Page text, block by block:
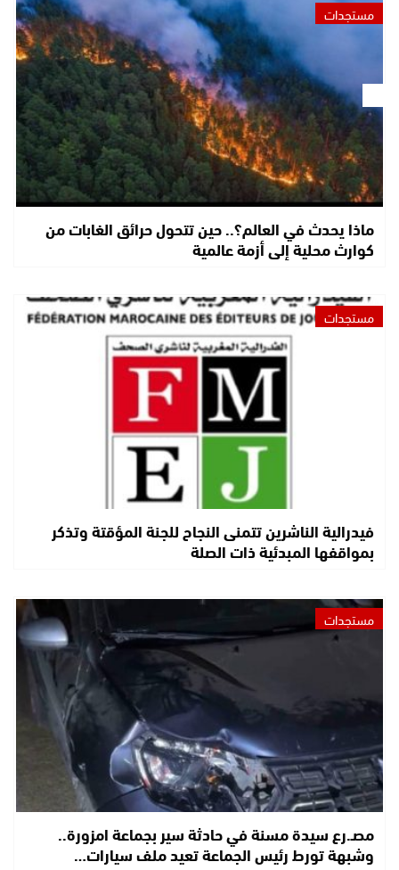
مستجدات
ماذا يحدث في العالم؟.. حين تتحول حرائق الغابات من
كوارث محلية إلى أزمة عالمية
مستجدات
فيدرالية الناشرين تتمنى النجاح للجنة المؤقتة وتذكر
بمواقفها المبدئية ذات الصلة
مستجدات
مصـ.رع سيدة مسنة في حادثة سير بجماعة امزورة..
وشبهة تورط رئيس الجماعة تعيد ملف سيارات…